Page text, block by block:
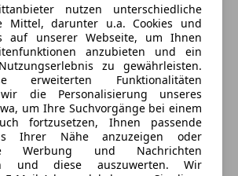
nutzen unterschiedliche
Mittel, darunter u.a. Cookies und
auf unserer Webseite, um Ihnen
anzubieten und ein
zu gewährleisten.
erweiterten Funktionalitäten
die Personalisierung unseres
um Ihre Suchvorgänge bei einem
fortzusetzen, Ihnen passende
Ihrer Nähe anzuzeigen oder
Werbung und Nachrichten
und diese auszuwerten. Wir